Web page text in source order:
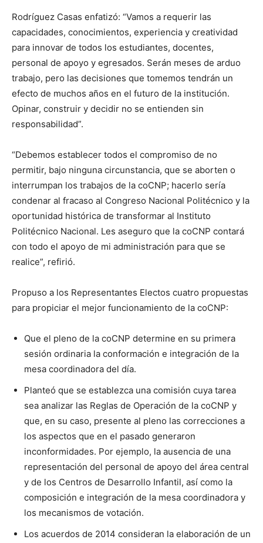
Rodríguez Casas enfatizó: “Vamos a requerir las
capacidades, conocimientos, experiencia y creatividad
para innovar de todos los estudiantes, docentes,
personal de apoyo y egresados. Serán meses de arduo
trabajo, pero las decisiones que tomemos tendrán un
efecto de muchos años en el futuro de la institución.
Opinar, construir y decidir no se entienden sin
responsabilidad”.
“Debemos establecer todos el compromiso de no
permitir, bajo ninguna circunstancia, que se aborten o
interrumpan los trabajos de la coCNP; hacerlo sería
condenar al fracaso al Congreso Nacional Politécnico y la
oportunidad histórica de transformar al Instituto
Politécnico Nacional. Les aseguro que la coCNP contará
con todo el apoyo de mi administración para que se
realice”, refirió.
Propuso a los Representantes Electos cuatro propuestas
para propiciar el mejor funcionamiento de la coCNP:
Que el pleno de la coCNP determine en su primera
sesión ordinaria la conformación e integración de la
mesa coordinadora del día.
Planteó que se establezca una comisión cuya tarea
sea analizar las Reglas de Operación de la coCNP y
que, en su caso, presente al pleno las correcciones a
los aspectos que en el pasado generaron
inconformidades. Por ejemplo, la ausencia de una
representación del personal de apoyo del área central
y de los Centros de Desarrollo Infantil, así como la
composición e integración de la mesa coordinadora y
los mecanismos de votación.
Los acuerdos de 2014 consideran la elaboración de un